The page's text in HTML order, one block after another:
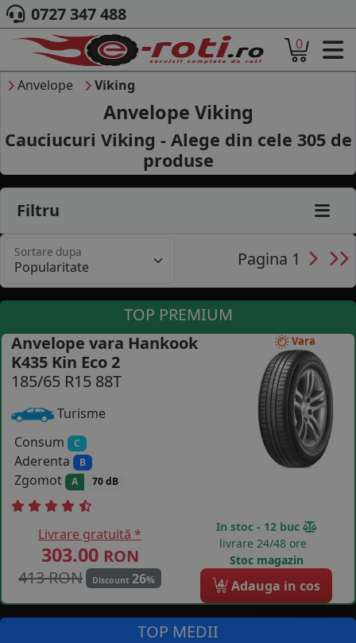
ACASA
DESPRE NOI
ANVELOPE
AUTO
CAMION
MOTO
AGROINDUSTRIALE
MARCA AUTO
B2B - COLABORARE COMPANII
CONTACT
COS (
0727 347 488
0
Anvelope Viking
Anvelope Viking
Cauciucuri Viking - Alege din cele 305de
produse
Filtru
Sortare dupa Pagina 1
TOP PREMIUM
Vara
Anvelope vara Hankook
K435 Kin Eco 2
185/65 R15 88T
Turisme
Consum
C
Aderenta B
Zgomot A 70 dB
Livrare gratuită *
303.00 RON
413 RON
Discount 26%
In stoc - 12 buc
livrare 24/48 ore
Stoc magazin
4 Adauga in cos
TOP MEDII